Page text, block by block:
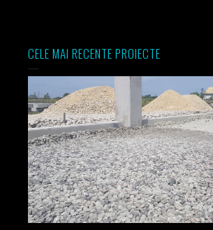
CELE MAI RECENTE PROIECTE